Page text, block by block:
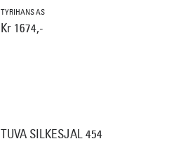
TYRIHANS AS
Kr 1674,-
TUVA SILKESJAL 454